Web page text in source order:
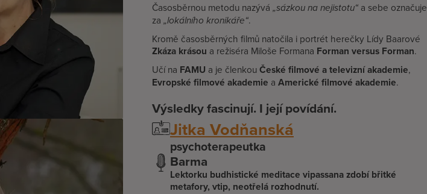
Časosběrnou metodu nazývá „sázkou na nejistotu“ a sebe označuje
za „lokálního kronikáře“.
Kromě časosběrných filmů natočila i portrét herečky Lídy Baarové
Zkáza krásou a režiséra Miloše Formana Forman versus Forman.
Učí na FAMU a je členkouČeské filmové a televizní akademie,
Evropské filmové akademie a Americké filmové akademie.
Výsledky fascinují. I její povídání.
Jitka Vodňanská
psychoterapeutka
Barma
Lektorku budhistické meditace vipassana zdobí břitké
metafory, vtip, neotřelá rozhodnutí.